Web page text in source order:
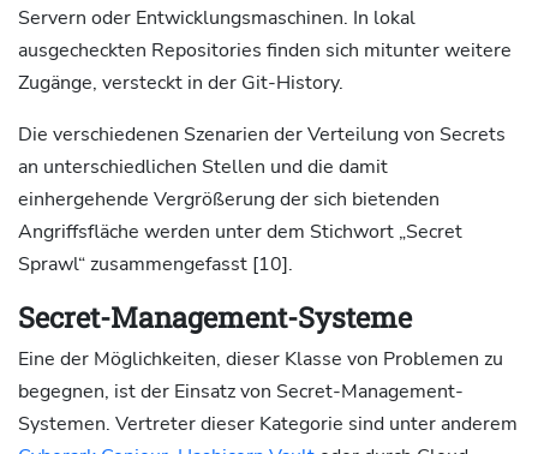
Servern oder Entwicklungsmaschinen. In lokal
ausgecheckten Repositories finden sich mitunter weitere
Zugänge, versteckt in der Git-History.
Die verschiedenen Szenarien der Verteilung von Secrets
an unterschiedlichen Stellen und die damit
einhergehende Vergrößerung der sich bietenden
Angriffsfläche werden unter dem Stichwort „Secret
Sprawl“ zusammengefasst [10].
Secret-Management-Systeme
Eine der Möglichkeiten, dieser Klasse von Problemen zu
begegnen, ist der Einsatz von Secret-Management-
Systemen. Vertreter dieser Kategorie sind unter anderem